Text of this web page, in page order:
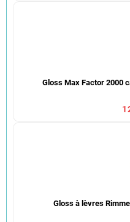
Gloss Max Factor 2000
Gloss à lèvres